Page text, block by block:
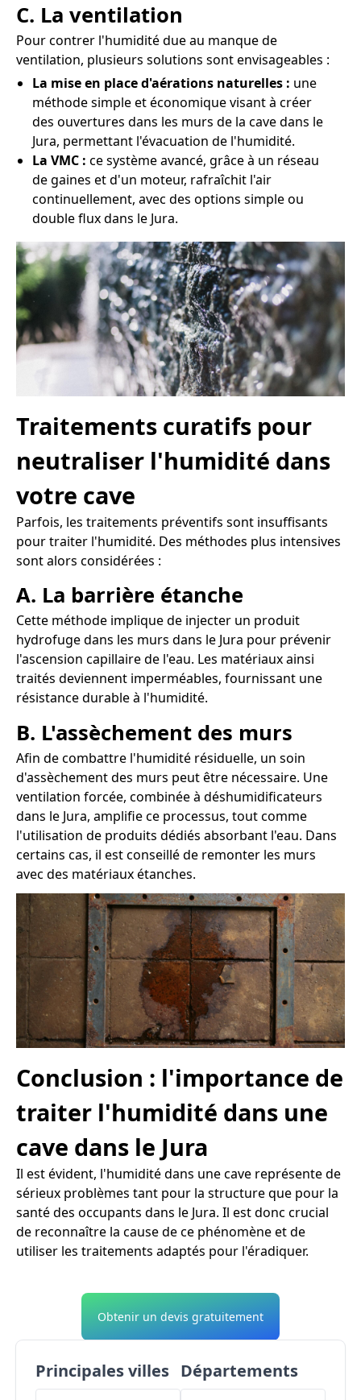
C. La ventilation
Pour contrer l'humidité due au manque de
ventilation, plusieurs solutions sont envisageables :
La mise en place d'aérations naturelles : une
méthode simple et économique visant à créer
des ouvertures dans les murs de la cave dans le
Jura, permettant l'évacuation de l'humidité.
La VMC : ce système avancé, grâce à un réseau
de gaines et d'un moteur, rafraîchit l'air
continuellement, avec des options simple ou
double flux dans le Jura.
Traitements curatifs pour
neutraliser l'humidité dans
votre cave
Parfois, les traitements préventifs sont insuffisants
pour traiter l'humidité. Des méthodes plus intensives
sont alors considérées :
A. La barrière étanche
Cette méthode implique de injecter un produit
hydrofuge dans les murs dans le Jura pour prévenir
l'ascension capillaire de l'eau. Les matériaux ainsi
traités deviennent imperméables, fournissant une
résistance durable à l'humidité.
B. L'assèchement des murs
Afin de combattre l'humidité résiduelle, un soin
d'assèchement des murs peut être nécessaire. Une
ventilation forcée, combinée à déshumidificateurs
dans le Jura, amplifie ce processus, tout comme
l'utilisation de produits dédiés absorbant l'eau. Dans
certains cas, il est conseillé de remonter les murs
avec des matériaux étanches.
Conclusion : l'importance de
traiter l'humidité dans une
cave dans le Jura
Il est évident, l'humidité dans une cave représente de
sérieux problèmes tant pour la structure que pour la
santé des occupants dans le Jura. Il est donc crucial
de reconnaître la cause de ce phénomène et de
utiliser les traitements adaptés pour l'éradiquer.
Obtenir un devis gratuitement
Principales villes Départements